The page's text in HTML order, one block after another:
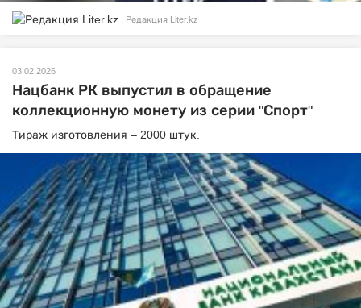
Редакция Liter.kz
03.02.2026
Нацбанк РК выпустил в обращение
коллекционную монету из серии "Спорт"
Тираж изготовления – 2000 штук.